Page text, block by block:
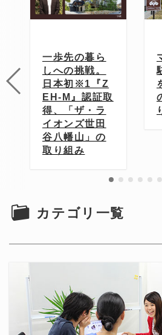
戦。
『Z
証取
マンションの
駐車場のEV化
を推進—大京
の先進的な取
り組み
カテゴリ一覧